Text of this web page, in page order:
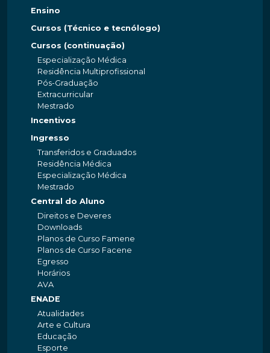
Ensino
Cursos (Técnico e tecnólogo)
Cursos (continuação)
Especialização Médica
Residência Multiprofissional
Pós-Graduação
Extracurricular
Mestrado
Incentivos
Ingresso
Transferidos e Graduados
Residência Médica
Especialização Médica
Mestrado
Central do Aluno
Direitos e Deveres
Downloads
Planos de Curso Famene
Planos de Curso Facene
Egresso
Horários
AVA
ENADE
Atualidades
Arte e Cultura
Educação
Esporte